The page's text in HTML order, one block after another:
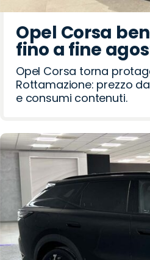
R
o
m
e
o
ë
n
a
t
h
d
a
i
a
i
a
o
o
e
o
t
R
o
v
e
a
Opel Corsa
fino a fine
Opel Corsa torna
Rottamazione: prezzo
e consumi contenuti.